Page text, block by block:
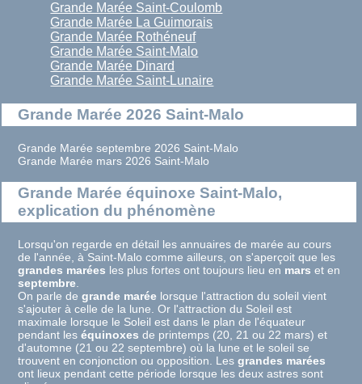
Grande Marée Saint-Coulomb
Grande Marée La Guimorais
Grande Marée Rothéneuf
Grande Marée Saint-Malo
Grande Marée Dinard
Grande Marée Saint-Lunaire
Grande Marée 2026 Saint-Malo
Grande Marée septembre 2026 Saint-Malo
Grande Marée mars 2026 Saint-Malo
Grande Marée équinoxe Saint-Malo,
explication du phénomène
Lorsqu'on regarde en détail les annuaires de marée au cours
de l'année, à Saint-Malo comme ailleurs, on s'aperçoit que les
grandes marées les plus fortes ont toujours lieu en mars et en
septembre
On parle degrande marée lorsque l'attraction du soleil vient
s'ajouter à celle de la lune. Or l'attraction du Soleil est
maximale lorsque le Soleil est dans le plan de l'équateur
pendant leséquinoxes de printemps (20, 21 ou 22 mars) et
d'automne (21 ou 22 septembre) où la lune et le soleil se
trouvent en conjonction ou opposition. Lesgrandes marées
ont lieux pendant cette période lorsque les deux astres sont